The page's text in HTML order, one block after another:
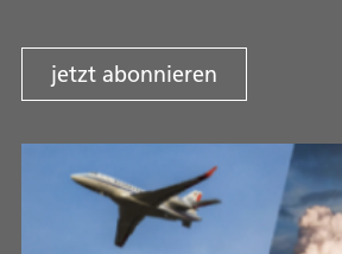
jetzt abonnieren